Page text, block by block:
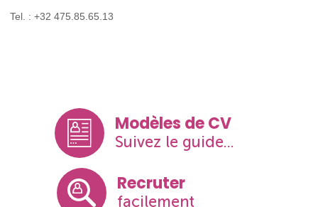
Tel. : +32 475.85.65.13
Modèles de CV
Suivez le guide...
Recruter
facilement